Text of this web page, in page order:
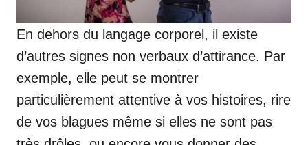
En dehors du langage corporel, il existe
d’autres signes non verbaux d’attirance. Par
exemple, elle peut se montrer
particulièrement attentive à vos histoires, rire
de vos blagues même si elles ne sont pas